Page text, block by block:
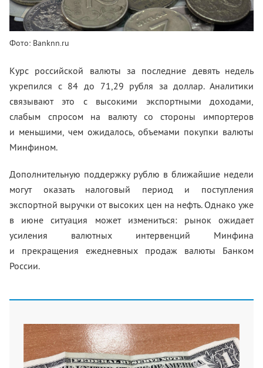
Фото: Banknn.ru
Курс российской валюты за последние девять недель
укрепился с 84 до 71,29 рубля за доллар. Аналитики
связывают это с высокими экспортными доходами,
слабым спросом на валюту со стороны импортеров
и меньшими, чем ожидалось, объемами покупки валюты
Минфином.
Дополнительную поддержку рублю в ближайшие недели
могут оказать налоговый период и поступления
экспортной выручки от высоких цен на нефть. Однако уже
в июне ситуация может измениться: рынок ожидает
усиления валютных интервенций Минфина
и прекращения ежедневных продаж валюты Банком
России.